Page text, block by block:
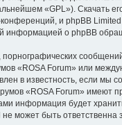
«GPL»). Скачать
и phpBB
информацией о phpBB
«ROSA Forum» или
в известность, если мы
«ROSA Forum» имеют
информация будет
быть ответственна